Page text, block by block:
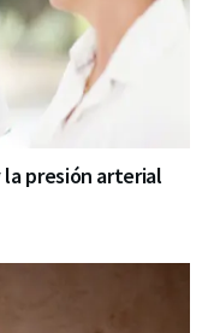
presión arterial